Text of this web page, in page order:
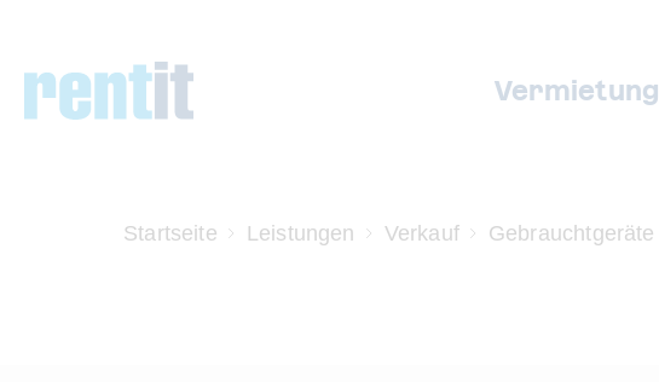
Vermietung
Startseite Leistungen Verkauf Gebrauchtgeräte